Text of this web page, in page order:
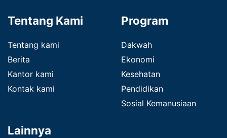
Tentang Kami
Tentang kami
Berita
Kantor kami
Kontak kami
Program
Dakwah
Ekonomi
Kesehatan
Pendidikan
Sosial Kemanusiaan
Lainnya